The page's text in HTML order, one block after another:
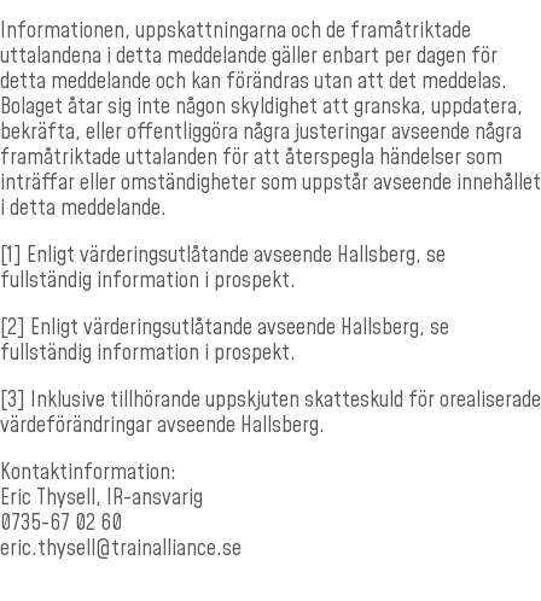
Informationen, uppskattningarna och de framåtriktade
uttalandena i detta meddelande gäller enbart per dagen för
detta meddelande och kan förändras utan att det meddelas.
Bolaget åtar sig inte någon skyldighet att granska, uppdatera,
bekräfta, eller offentliggöra några justeringar avseende några
framåtriktade uttalanden för att återspegla händelser som
inträffar eller omständigheter som uppstår avseende innehållet
i detta meddelande.
[1] Enligt värderingsutlåtande avseende Hallsberg, se
fullständig information i prospekt.
[2] Enligt värderingsutlåtande avseende Hallsberg, se
fullständig information i prospekt.
[3] Inklusive tillhörande uppskjuten skatteskuld för orealiserade
värdeförändringar avseende Hallsberg.
Kontaktinformation:
Eric Thysell, IR-ansvarig
0735-67 02 60
eric.thysell@trainalliance.se